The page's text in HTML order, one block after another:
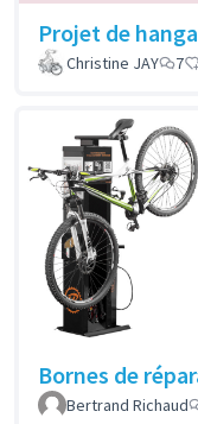
Projet de
Christine JAY
7
Bornes de
Bertrand Richaud